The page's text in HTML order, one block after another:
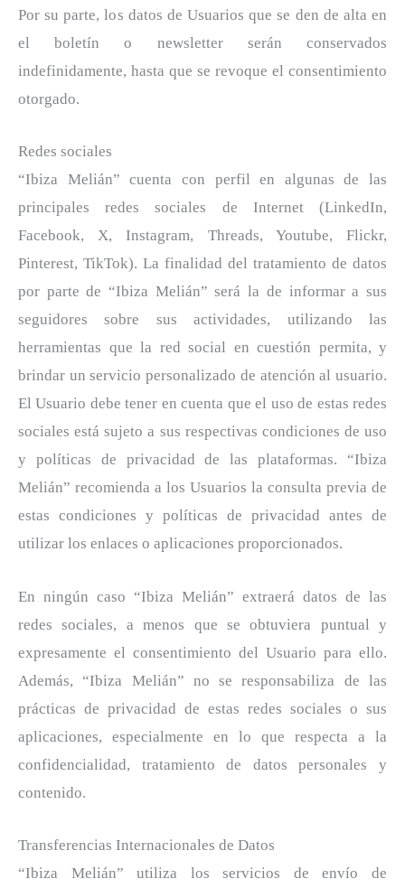
Por su parte, los datos de Usuarios que se den de alta en
el boletín o newsletter serán conservados
indefinidamente, hasta que se revoque el consentimiento
otorgado.
Redes sociales
“Ibiza Melián” cuenta con perfil en algunas de las
principales redes sociales de Internet (LinkedIn,
Facebook, X, Instagram, Threads, Youtube, Flickr,
Pinterest, TikTok). La finalidad del tratamiento de datos
por parte de “Ibiza Melián” será la de informar a sus
seguidores sobre sus actividades, utilizando las
herramientas que la red social en cuestión permita, y
brindar un servicio personalizado de atención al usuario.
El Usuario debe tener en cuenta que el uso de estas redes
sociales está sujeto a sus respectivas condiciones de uso
y políticas de privacidad de las plataformas. “Ibiza
Melián” recomienda a los Usuarios la consulta previa de
estas condiciones y políticas de privacidad antes de
utilizar los enlaces o aplicaciones proporcionados.
En ningún caso “Ibiza Melián” extraerá datos de las
redes sociales, a menos que se obtuviera puntual y
expresamente el consentimiento del Usuario para ello.
Además, “Ibiza Melián” no se responsabiliza de las
prácticas de privacidad de estas redes sociales o sus
aplicaciones, especialmente en lo que respecta a la
confidencialidad, tratamiento de datos personales y
contenido.
Transferencias Internacionales de Datos
“Ibiza Melián” utiliza los servicios de envío de